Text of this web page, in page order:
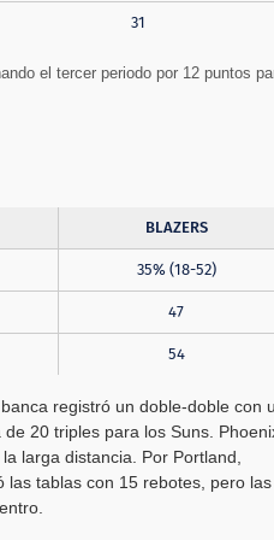
31
el tercer periodo por 12 puntos
BLAZERS
35% (18-52)
47
54
registró un doble-doble con
20 triples para los Suns.
larga distancia. Por Portland,
las tablas con 15 rebotes, pero las